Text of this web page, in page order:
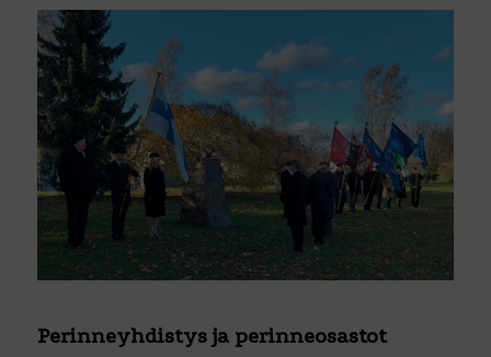
Perinneyhdistys ja perinneosastot